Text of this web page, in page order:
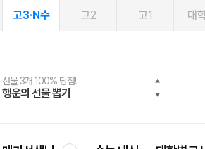
고3·N수 고2 고1 대
선물 3개 100% 당첨!
행운의 선물 뽑기
선물 100% 증정!
메가스터디 X 올리브
2027 러셀 단과
강사 공개선발
스마트러닝앱
설문 EVENT
메가패스
3일 무료 체험권
메가패스 수강생 무료혜택!
메가클럽 멤버십
사회공헌 캠페인
희망이룸 메가나눔